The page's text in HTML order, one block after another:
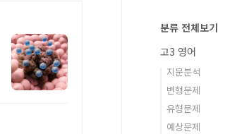
분류 전체보기
고3 영어
지문분석
변형문제
유형문제
예상문제